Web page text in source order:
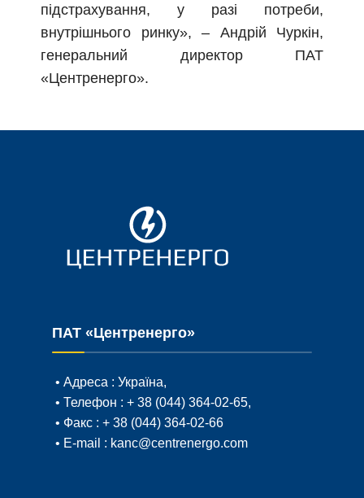
підстрахування, у разі потреби,
внутрішнього ринку», – Андрій Чуркін,
генеральний директор ПАТ
«Центренерго».
ПАТ «Центренерго»
• Адреса : Україна,
• Телефон : + 38 (044) 364-02-65,
• Факс : + 38 (044) 364-02-66
• E-mail : kanc@centrenergo.com